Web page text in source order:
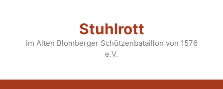
Stuhlrott
im Alten Blomberger Schützenbataillon von 1576
e.V.